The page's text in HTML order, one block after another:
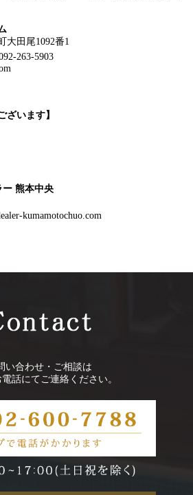
大田尾1092番1
263-5903
ざいます】
ー 熊本中央
kumamotochuo.com
い合わせ・ご相談は
話にてご連絡ください。